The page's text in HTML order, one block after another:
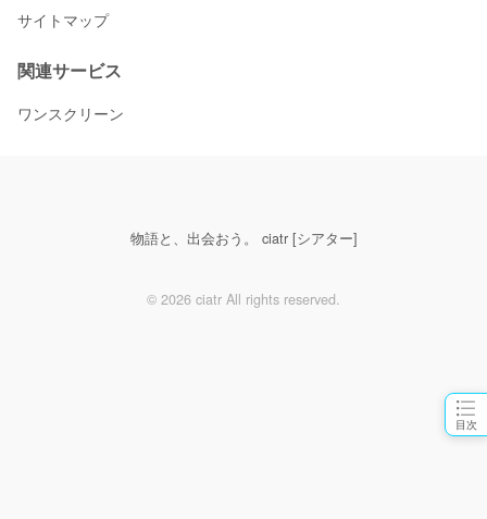
目次
サイトマップ
関連サービス
ワンスクリーン
物語と、出会おう。 ciatr [シアター]
© 2026 ciatr All rights reserved.